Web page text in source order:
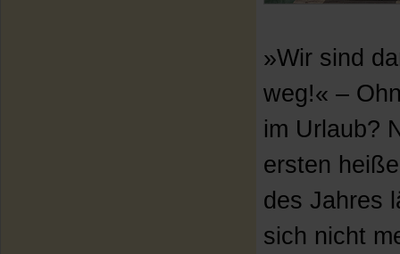
»Wir sind
weg!« –
im Urlaub?
ersten
des Jahres
sich nicht